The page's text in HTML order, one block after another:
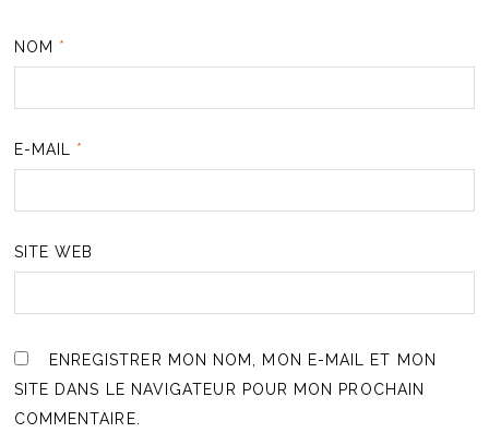
NOM *
E-MAIL *
SITE WEB
ENREGISTRER MON NOM, MON E-MAIL ET MON
SITE DANS LE NAVIGATEUR POUR MON PROCHAIN
COMMENTAIRE.